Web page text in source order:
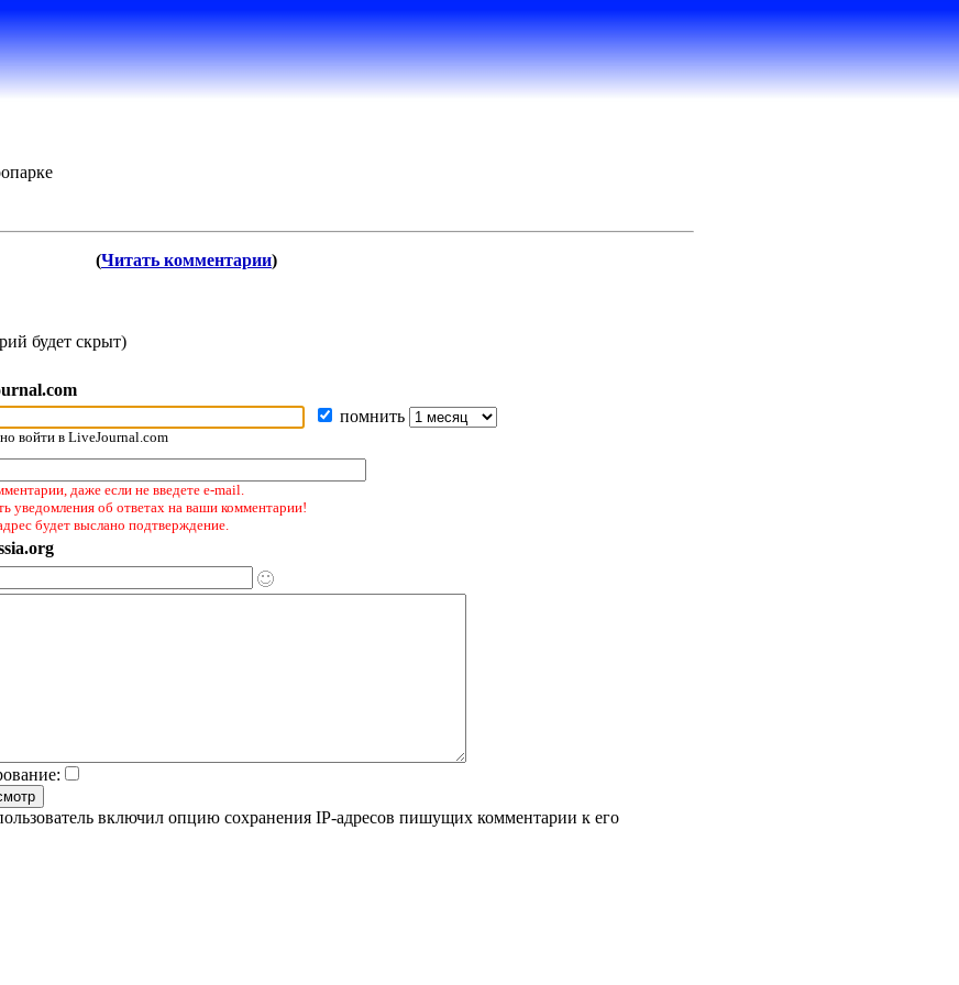
(Читать комментарии)
будет скрыт)
помнить
войти в LiveJournal.com
даже если не введете e-mail.
уведомления об ответах на ваши комментарии!
будет выслано подтверждение.
включил опцию сохранения IP-адресов пишущих комментарии к его